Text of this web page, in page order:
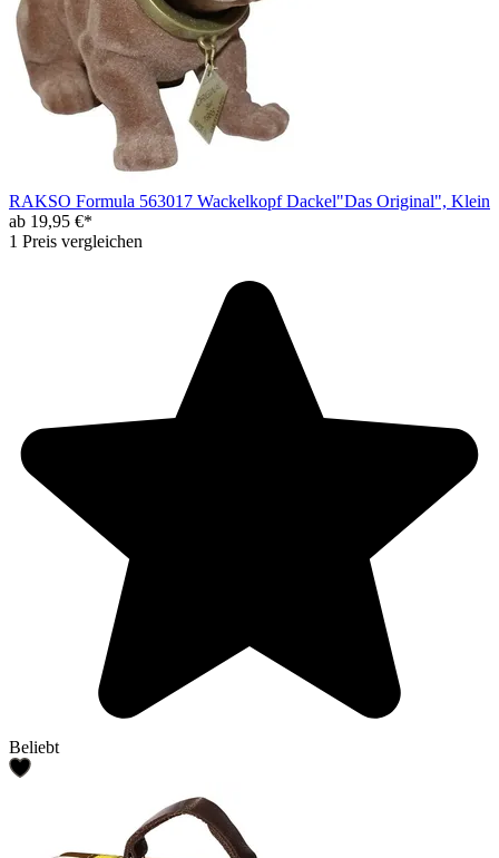
RAKSO Formula 563017 Wackelkopf Dackel"Das Original", Klein
ab 19,95 €*
1 Preis vergleichen
Beliebt